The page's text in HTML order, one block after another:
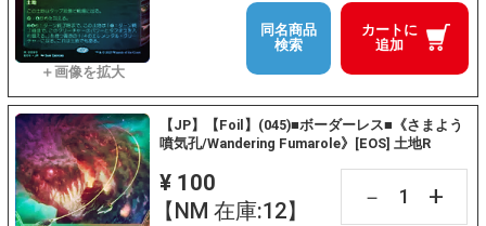
カートに
追加
同名商品
検索
【JP】【Foil】(045)■ボーダーレス■《さまよう
噴気孔/Wandering Fumarole》[EOS] 土地R
¥ 100
【NM 在庫:12】
－ +